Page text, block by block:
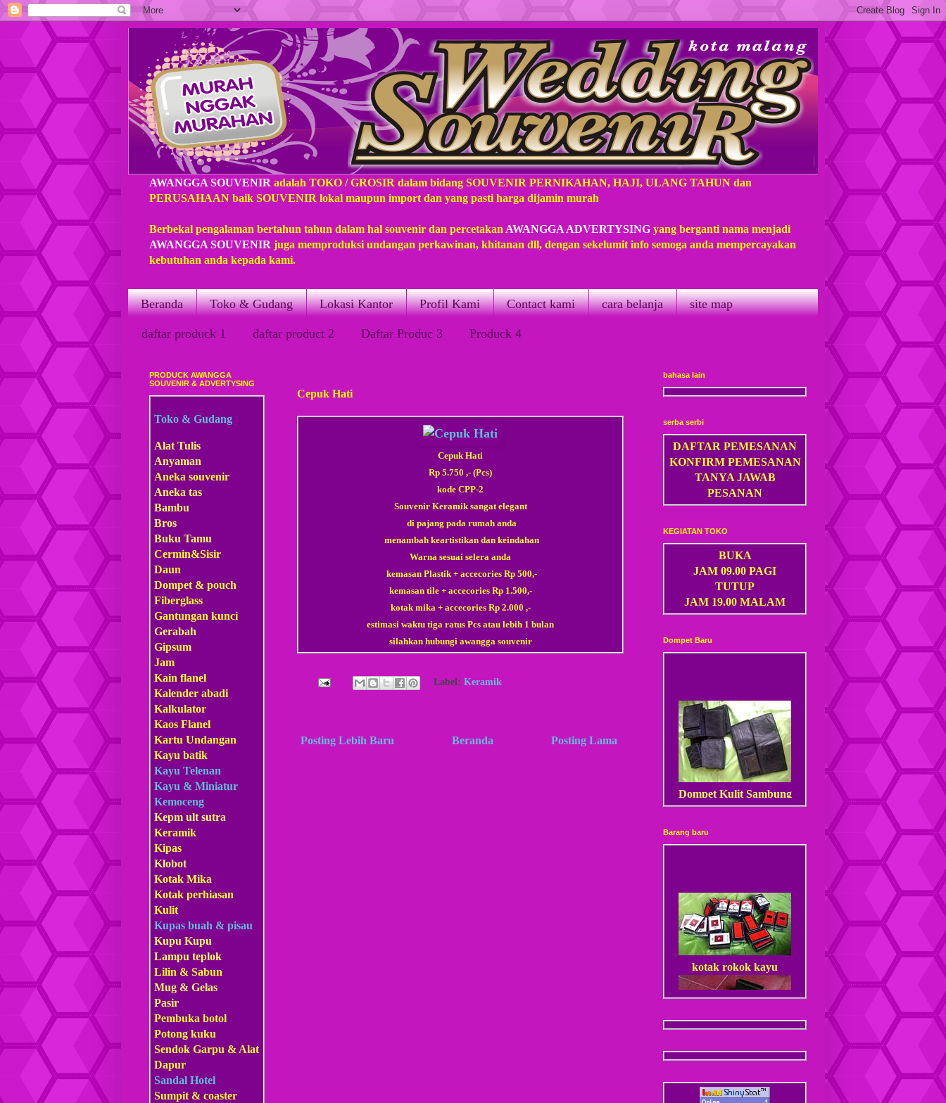
AWANGGA SOUVENIR adalah TOKO / GROSIR dalam bidang SOUVENIR PERNIKAHAN, HAJI, ULANG TAHUN dan
PERUSAHAAN baik SOUVENIR lokal maupun import dan yang pasti harga dijamin murah
Berbekal pengalaman bertahun tahun dalam hal souvenir dan percetakan AWANGGA ADVERTYSING yang berganti nama menjadi
AWANGGA SOUVENIR juga memproduksi undangan perkawinan, khitanan dll, dengan sekelumit info semoga anda mempercayakan
kebutuhan anda kepada kami.
Beranda Toko & Gudang Lokasi Kantor Profil Kami Contact kami cara belanja site map
daftar produck 1 daftar product 2 Daftar Produc 3 Produck 4
Cepuk Hati
Cepuk Hati
Rp 5.750 ,- (Pcs)
kode CPP-2
Souvenir Keramik sangat elegant
di pajang pada rumah anda
menambah keartistikan dan keindahan
Warna sesuai selera anda
kemasan Plastik + accecories Rp 500,-
kemasan tile + accecories Rp 1.500,-
kotak mika + accecories Rp 2.000 ,-
estimasi waktu tiga ratus Pcs atau lebih 1 bulan
silahkan hubungi awangga souvenir
Label: Keramik
Posting Lebih Baru Posting Lama
Beranda
PRODUCK AWANGGA
SOUVENIR & ADVERTYSING
Toko & Gudang
Alat Tulis
Anyaman
Aneka souvenir
Aneka tas
Bambu
Bros
Buku Tamu
Cermin&Sisir
Daun
Dompet & pouch
Fiberglass
Gantungan kunci
Gerabah
Gipsum
Jam
Kain flanel
Kalender abadi
Kalkulator
Kaos Flanel
Kartu Undangan
Kayu batik
Kayu Telenan
Kayu & Miniatur
Kemoceng
Kepm ult sutra
Keramik
Kipas
Klobot
Kotak Mika
Kotak perhiasan
Kulit
Kupas buah & pisau
Kupu Kupu
Lampu teplok
Lilin & Sabun
Mug & Gelas
Pasir
Pembuka botol
Potong kuku
Sendok Garpu & Alat
Dapur
Sandal Hotel
Sumpit & coaster
bahasa lain
serba serbi
DAFTAR PEMESANAN
KONFIRM PEMESANAN
TANYA JAWAB
PESANAN
KEGIATAN TOKO
BUKA
JAM 09.00 PAGI
TUTUP
JAM 19.00 MALAM
Dompet Baru
Dompet Kulit Sambung
Kancing
Dompet Kulit Pria Jantan
Barang baru
kotak rokok kayu
Kulit